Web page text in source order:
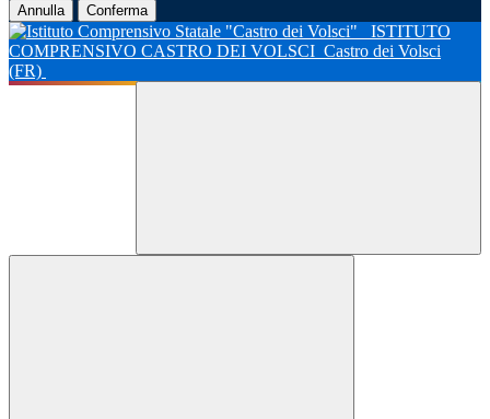
Annulla Conferma
ISTITUTO
COMPRENSIVO CASTRO DEI VOLSCI Castro dei Volsci
(FR)